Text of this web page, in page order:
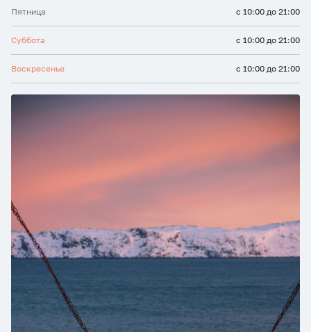
Пятница с 10:00 до 21:00
Суббота с 10:00 до 21:00
Воскресенье с 10:00 до 21:00